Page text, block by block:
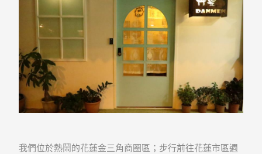
我們位於熱鬧的花蓮金三角商圈區；步行前往花蓮市區週